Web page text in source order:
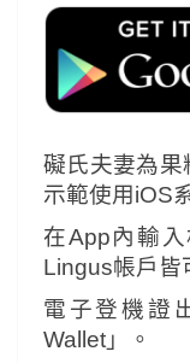
礙氏夫妻為果
示範使用iOS
在App內輸
Lingus帳戶皆
電子登機證
Wallet」。